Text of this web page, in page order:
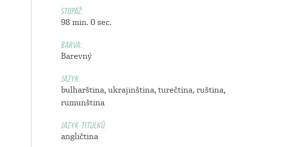
STOPÁŽ:
98 min. 0 sec.
BARVA:
Barevný
JAZYK:
bulharština, ukrajinština, turečtina, ruština,
rumunština
JAZYK TITULKŮ:
angličtina